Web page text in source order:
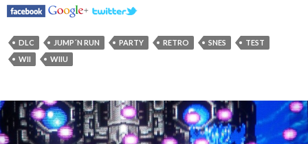
DLC JUMP´N RUN PARTY RETRO SNES
TEST
WII
WIIU